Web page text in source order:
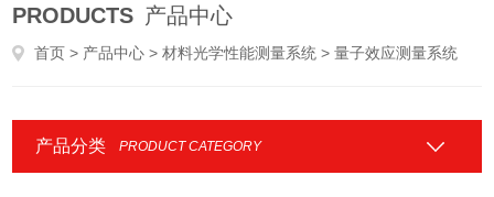
PRODUCTS 产品中心
首页 > 产品中心 >材料光学性能测量系统 > 量子效应测量系统
产品分类 PRODUCT CATEGORY